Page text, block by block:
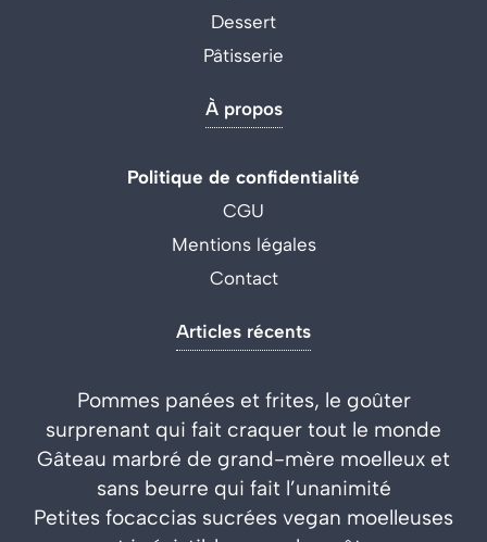
Dessert
Pâtisserie
À propos
Politique de confidentialité
CGU
Mentions légales
Contact
Articles récents
Pommes panées et frites, le goûter
surprenant qui fait craquer tout le monde
Gâteau marbré de grand-mère moelleux et
sans beurre qui fait l’unanimité
Petites focaccias sucrées vegan moelleuses